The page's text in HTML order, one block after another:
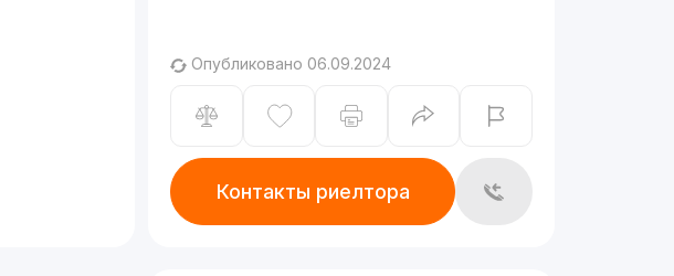
Опубликовано 06.09.2024
Контакты риелтора